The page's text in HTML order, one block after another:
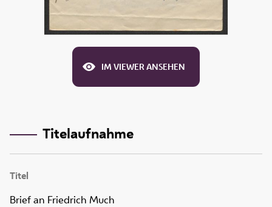
IM VIEWER ANSEHEN
Titelaufnahme
Titel
Brief an Friedrich Much